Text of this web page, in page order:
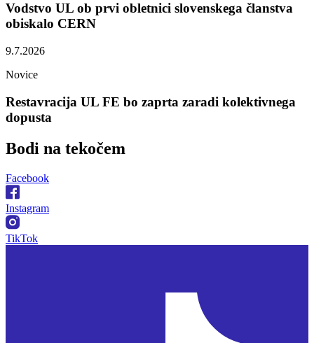
Vodstvo UL ob prvi obletnici slovenskega članstva
obiskalo CERN
9.7.2026
Novice
Restavracija UL FE bo zaprta zaradi kolektivnega
dopusta
Bodi na tekočem
Facebook
Instagram
TikTok